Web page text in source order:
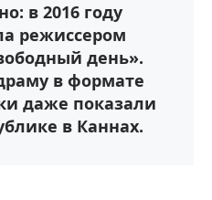
в 2016 году
режиссером
день».
в формате
даже показали
в Каннах.